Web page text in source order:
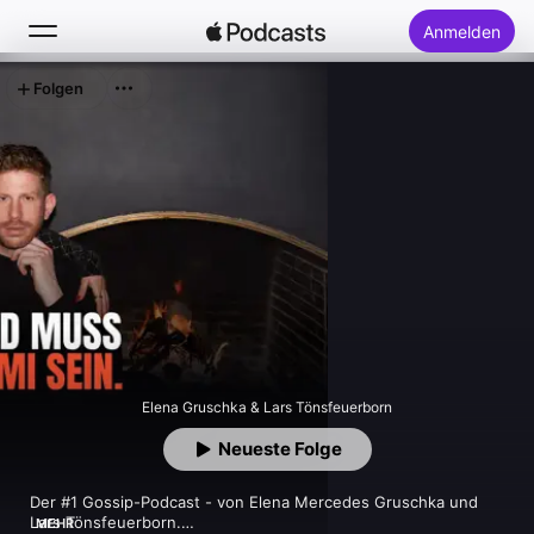
Anmelden
Neu
Top-Charts
Elena Gruschka & Lars Tönsfeuerborn
Der #1 Gossip-Podcast - von Elena Mercedes Gruschka und
Lars Tönsfeuerborn.
MEHR
Neueste Folge
Folgen